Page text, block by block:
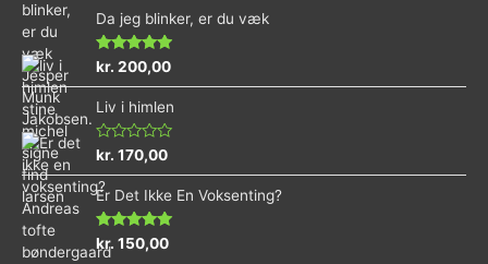
Da jeg blinker, er du væk
Vurderet
ud af 5
kr. 200,00
Liv i himlen
Vurderet
ud
af
5
kr. 170,00
Er Det Ikke En Voksenting?
Vurderet
5.00
ud af 5
kr. 150,00